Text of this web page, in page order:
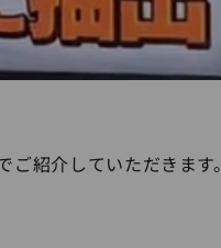
紹介していただきます。